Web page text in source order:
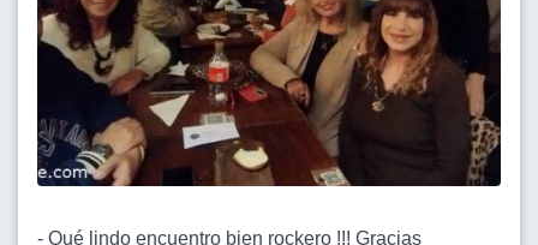
- Qué lindo encuentro bien rockero !!! Gracias